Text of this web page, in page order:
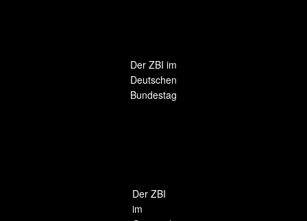
Der ZBI im
Deutschen
Bundestag
Der ZBI
im